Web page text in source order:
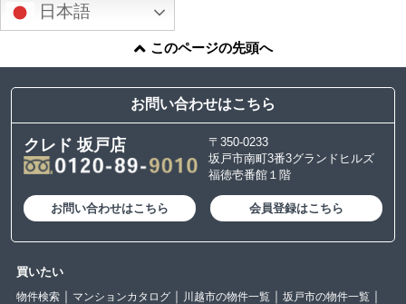
日本語
このページの先頭へ
お問い合わせはこちら
クレド 坂戸店
〒350-0233
坂戸市南町3番3グランドヒルズ
福徳壱番館１階
お問い合わせはこちら 会員登録はこちら
買いたい
物件検索 マンションカタログ 川越市の物件一覧
坂戸市の物件一覧